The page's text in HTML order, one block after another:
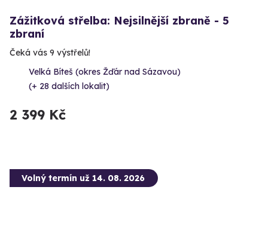
Zážitková střelba: Nejsilnější zbraně - 5
zbraní
Čeká vás 9 výstřelů!
Velká Bíteš (okres Žďár nad Sázavou)
(+ 28 dalších lokalit)
2 399 Kč
Volný termín už 14. 08. 2026